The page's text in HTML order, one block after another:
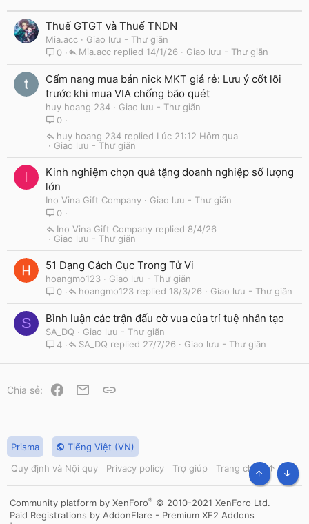
Thuế GTGT và Thuế TNDN
Mia.acc
Giao lưu - Thư giãn
0
Giao lưu - Thư giãn
14/1/26
Mia.acc
Cẩm nang mua bán nick MKT giá rẻ: Lưu ý cốt lõi
trước khi mua VIA chống bão quét
huy hoang 234
Giao lưu - Thư giãn
0
Giao lưu - Thư giãn
Lúc 21:12 Hôm qua
huy hoang 234
I
Kinh nghiệm chọn quà tặng doanh nghiệp số lượng
lớn
Ino Vina Gift Company
Giao lưu - Thư giãn
0
Giao lưu - Thư giãn
8/4/26
Ino Vina Gift Company
51 Dạng Cách Cục Trong Tử Vi
hoangmo123
Giao lưu - Thư giãn
0
Giao lưu - Thư giãn
18/3/26
hoangmo123
S Bình luận các trận đấu cờ vua của trí tuệ nhân tạo
SA_DQ
Giao lưu - Thư giãn
4
Giao lưu - Thư giãn
27/7/26
SA_DQ
Chia sẻ: Facebook
Email
Prisma
Tiếng Việt (VN)
Quy định và Nội quy
Privacy policy Trợ giúp Trang chủ
R
S
Community platform by XenForo® © 2010-2021 XenForo Ltd.
Paid Registrations by AddonFlare - Premium XF2 Addons
TOP